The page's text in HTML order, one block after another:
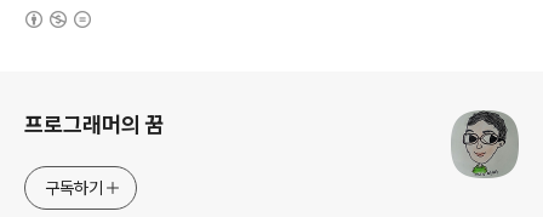
프로그래머의 꿈
구독하기